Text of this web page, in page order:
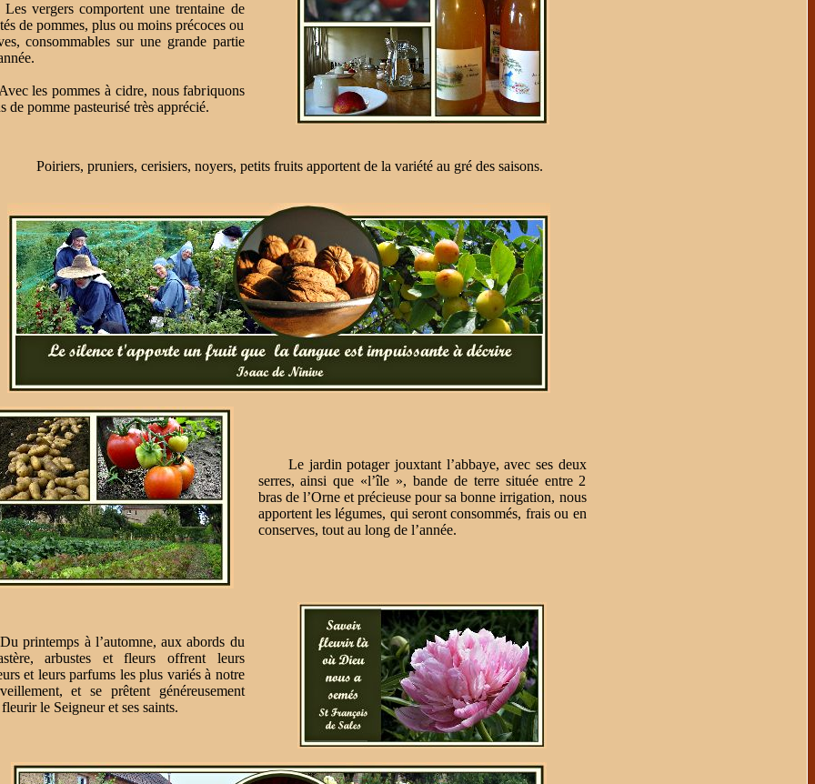
vergers comportent une trentaine de
de pommes, plus ou moins précoces ou
consommables sur une grande partie
les pommes à cidre, nous fabriquons
de pomme pasteurisé très apprécié.
Poiriers, pruniers, cerisiers, noyers, petits fruits apportent de la variété au gré des saisons.
Le jardin potager jouxtant l’abbaye, avec ses deux
serres, ainsi que «l’île », bande de terre située entre 2
bras de l’Orne et précieuse pour sa bonne irrigation, nous
apportent les légumes, qui seront consommés, frais ou en
conserves, tout au long de l’année.
à l’automne, aux abords du
arbustes et fleurs offrent leurs
et leurs parfums les plus variés à notre
et se prêtent généreusement
le Seigneur et ses saints.